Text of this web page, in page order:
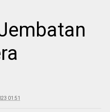
01:51